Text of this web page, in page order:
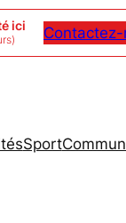
ici
Sport